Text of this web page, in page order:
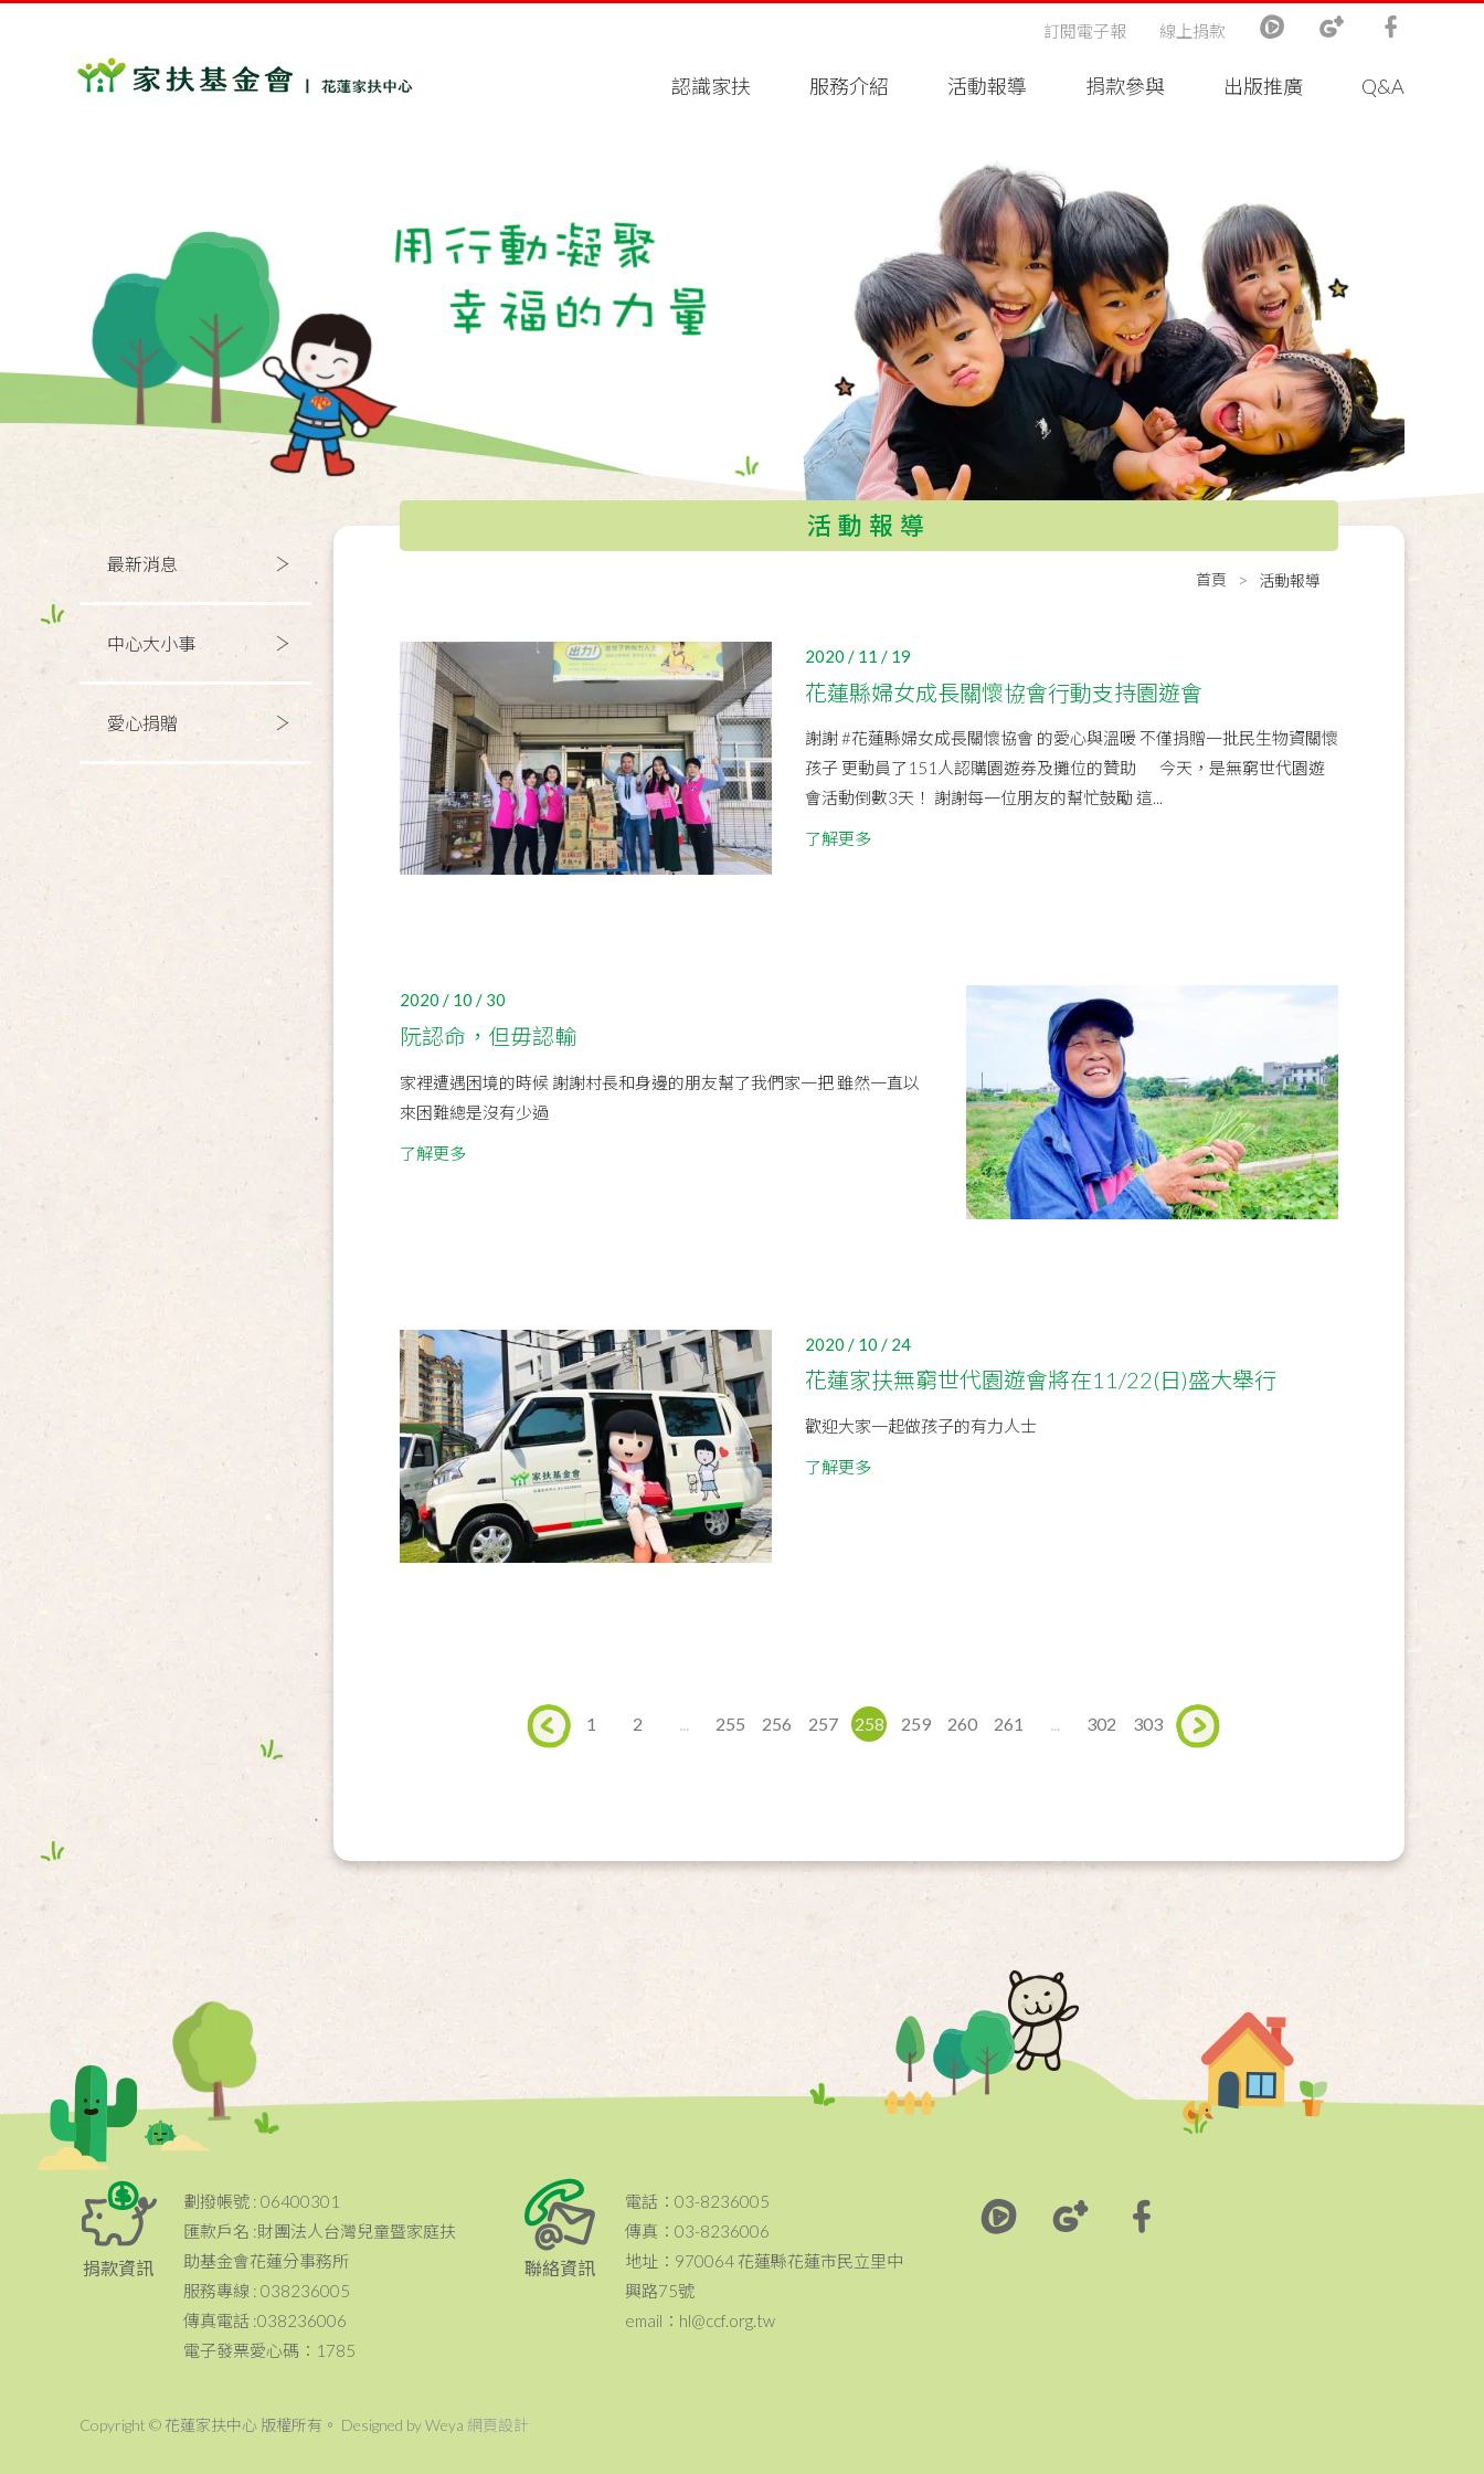
認識家扶 服務介紹 活動報導 捐款參與 出版推廣 Q&A
訂閱電子報 線上捐款
最新消息
中心大小事
愛心捐贈
活動報導
首頁 活動報導
2020 / 11 / 19
花蓮縣婦女成長關懷協會行動支持園遊會
謝謝 #花蓮縣婦女成長關懷協會 的愛心與溫暖 不僅捐贈一批民生物資關懷
孩子 更動員了151人認購園遊券及攤位的贊助 今天，是無窮世代園遊
會活動倒數3天！ 謝謝每一位朋友的幫忙鼓勵 這...
了解更多
2020 / 10 / 30
阮認命，但毋認輸
家裡遭遇困境的時候 謝謝村長和身邊的朋友幫了我們家一把 雖然一直以
來困難總是沒有少過
了解更多
2020 / 10 / 24
花蓮家扶無窮世代園遊會將在11/22(日)盛大舉行
歡迎大家一起做孩子的有力人士
了解更多
1 2 ... 255 256 257 258 259 260 261 ... 302 303
捐款資訊
劃撥帳號 : 06400301
匯款戶名 :財團法人台灣兒童暨家庭扶
助基金會花蓮分事務所
服務專線 : 038236005
傳真電話 :038236006
電子發票愛心碼：1785
聯絡資訊
電話：03-8236005
傳真：03-8236006
地址：970064 花蓮縣花蓮市民立里中
興路75號
email：hl@ccf.org.tw
Copyright © 花蓮家扶中心 版權所有。 Designed by Weya 網頁設計